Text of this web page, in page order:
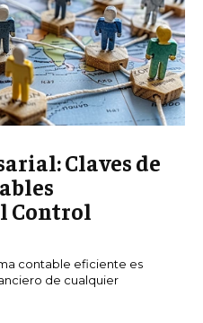
Claves de
Control
contable eficiente es
de cualquier